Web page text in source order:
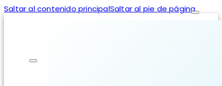
Saltar al contenido principalSaltar al pie de página